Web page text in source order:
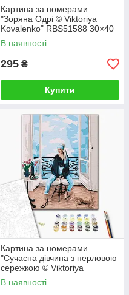
Картина за номерами
"Зоряна Одрі © Viktoriya
Kovalenko" RBS51588 30×40
см
В наявності
295 ₴
Купити
Картина за номерами
"Сучасна дівчина з перловою
сережкою © Viktoriya
Kovalenko" BS52762 40×50
см
В наявності